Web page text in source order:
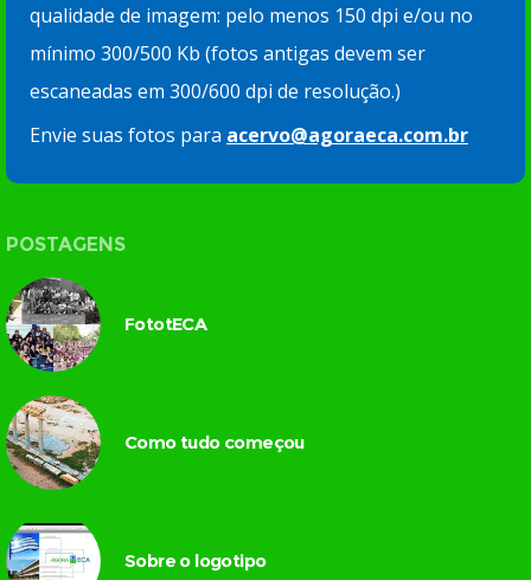
qualidade de imagem: pelo menos 150 dpi e/ou no
mínimo 300/500 Kb (fotos antigas devem ser
escaneadas em 300/600 dpi de resolução.)
Envie suas fotos para acervo@agoraeca.com.br
POSTAGENS
FototECA
Como tudo começou
Sobre o logotipo